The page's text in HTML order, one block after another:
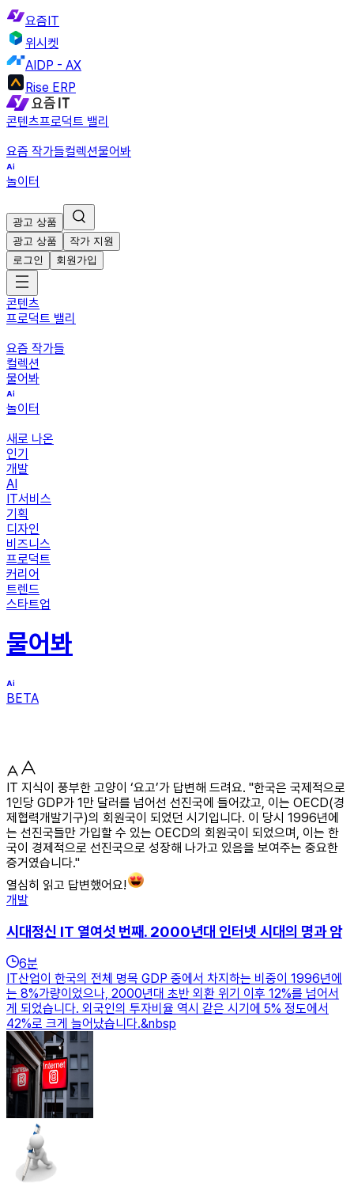
요즘IT
위시켓
AIDP - AX
Rise ERP
콘텐츠프로덕트 밸리
요즘 작가들컬렉션물어봐
놀이터
광고 상품
광고 상품
작가 지원
로그인
회원가입
콘텐츠
프로덕트 밸리
요즘 작가들
컬렉션
물어봐
놀이터
새로 나온
인기
개발
AI
IT서비스
기획
디자인
비즈니스
프로덕트
커리어
트렌드
스타트업
물어봐
BETA
IT 지식이 풍부한 고양이 ‘요고’가 답변해 드려요. "한국은 국제적으로
1인당 GDP가 1만 달러를 넘어선 선진국에 들어갔고, 이는 OECD(경
제협력개발기구)의 회원국이 되었던 시기입니다. 이 당시 1996년에
는 선진국들만 가입할 수 있는 OECD의 회원국이 되었으며, 이는 한
국이 경제적으로 선진국으로 성장해 나가고 있음을 보여주는 중요한
증거였습니다."
열심히 읽고 답변했어요!
개발
시대정신 IT 열여섯 번째. 2000년대 인터넷 시대의 명과 암
6분
IT산업이 한국의 전체 명목 GDP 중에서 차지하는 비중이 1996년에
는 8%가량이었으나, 2000년대 초반 외환 위기 이후 12%를 넘어서
게 되었습니다. 외국인의 투자비율 역시 같은 시기에 5% 정도에서
42%로 크게 늘어났습니다.&nbsp